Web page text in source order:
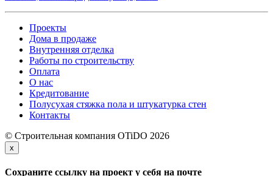
Проекты
Дома в продаже
Внутренняя отделка
Работы по строительству
Оплата
О нас
Кредитование
Полусухая стяжка пола и штукатурка стен
Контакты
© Строительная компания OTiDO 2026
x
Сохраните ссылку на проект у себя на почте